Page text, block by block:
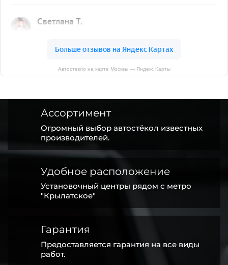
Автостекло на карте Москвы — Яндекс Карты
Ассортимент
Огромный выбор автостёкол известных
производителей.
Удобное расположение
Установочный центры рядом с метро
"Крылатское"
Гарантия
Предоставляется гарантия на все виды
работ.